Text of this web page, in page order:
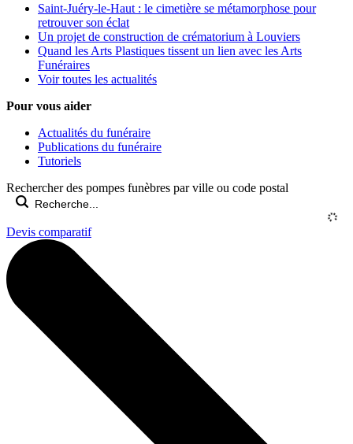
Saint-Juéry-le-Haut : le cimetière se métamorphose pour
retrouver son éclat
Un projet de construction de crématorium à Louviers
Quand les Arts Plastiques tissent un lien avec les Arts
Funéraires
Voir toutes les actualités
Pour vous aider
Actualités du funéraire
Publications du funéraire
Tutoriels
Rechercher des pompes funèbres par ville ou code postal
Devis comparatif